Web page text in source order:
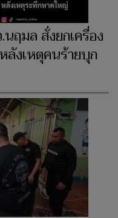
ฤมล สั่งยกเครื่อง
ลังเหตุคนร้ายบุก